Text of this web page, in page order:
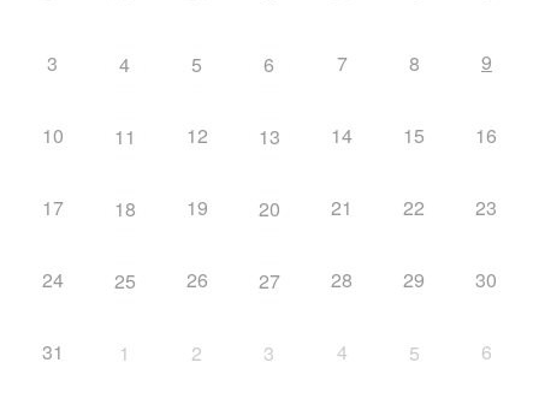
3 4 5 6 7 8 9
10 11 12 13 14 15 16
17 18 19 20 21 22 23
24 25 26 27 28 29 30
31 1 2 3 4 5 6